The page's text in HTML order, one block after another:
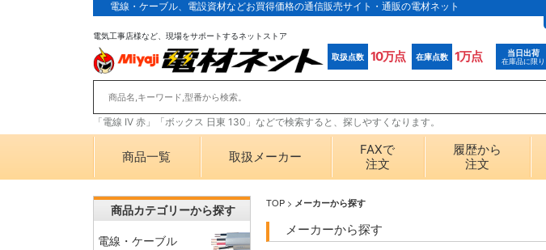
電線・ケーブル、電設資材などお買得価格の通信販売サイト・通販の電材ネット
電気工事店様など、現場をサポートするネットストア
取扱点数 10万点 在庫点数 1万点 当日出荷
在庫品に限り
「電線 IV 赤」「ボックス 日東 130」などで検索すると、探しやすくなります。
商品一覧 取扱メーカー
FAXで
注文
履歴から
注文
TOP > メーカーから探す
メーカーから探す
商品カテゴリーから探す
電線・ケーブル